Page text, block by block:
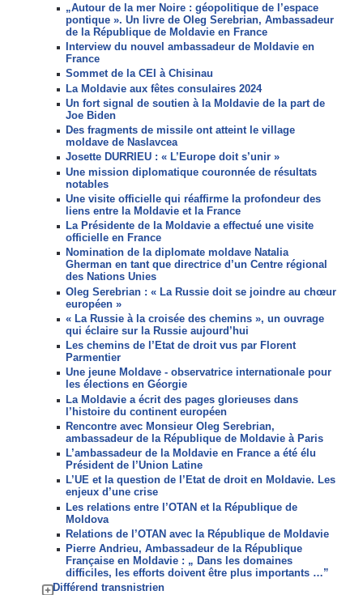
„Autour de la mer Noire : géopolitique de l’espace
pontique ». Un livre de Oleg Serebrian, Ambassadeur
de la République de Moldavie en France
Interview du nouvel ambassadeur de Moldavie en
France
Sommet de la CEI à Chisinau
La Moldavie aux fêtes consulaires 2024
Un fort signal de soutien à la Moldavie de la part de
Joe Biden
Des fragments de missile ont atteint le village
moldave de Naslavcea
Josette DURRIEU : « L’Europe doit s’unir »
Une mission diplomatique couronnée de résultats
notables
Une visite officielle qui réaffirme la profondeur des
liens entre la Moldavie et la France
La Présidente de la Moldavie a effectué une visite
officielle en France
Nomination de la diplomate moldave Natalia
Gherman en tant que directrice d’un Centre régional
des Nations Unies
Oleg Serebrian : « La Russie doit se joindre au chœur
européen »
« La Russie à la croisée des chemins », un ouvrage
qui éclaire sur la Russie aujourd’hui
Les chemins de l’Etat de droit vus par Florent
Parmentier
Une jeune Moldave - observatrice internationale pour
les élections en Géorgie
La Moldavie a écrit des pages glorieuses dans
l’histoire du continent européen
Rencontre avec Monsieur Oleg Serebrian,
ambassadeur de la République de Moldavie à Paris
L’ambassadeur de la Moldavie en France a été élu
Président de l’Union Latine
L’UE et la question de l’Etat de droit en Moldavie. Les
enjeux d’une crise
Les relations entre l’OTAN et la République de
Moldova
Relations de l’OTAN avec la République de Moldavie
Pierre Andrieu, Ambassadeur de la République
Française en Moldavie : „ Dans les domaines
difficiles, les efforts doivent être plus importants …”
Différend transnistrien